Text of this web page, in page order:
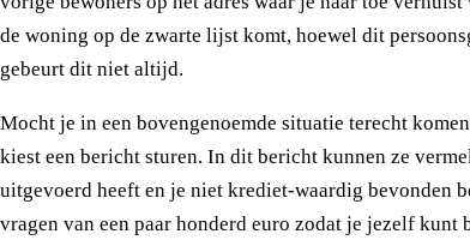
de woning op de zwarte lijst komt, hoewel dit
gebeurt dit niet altijd.
Mocht je in een bovengenoemde situatie terecht
kiest een bericht sturen. In dit bericht kunnen ze
uitgevoerd heeft en je niet krediet-waardig bevonden
vragen van een paar honderd euro zodat je jezelf